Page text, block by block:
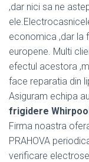
,dar nici sa ne
economica ,dar la
europene. Multi
efectul acestora
face reparatia din
Asiguram echipa
frigidere
Firma noastra
PRAHOVA
verificare